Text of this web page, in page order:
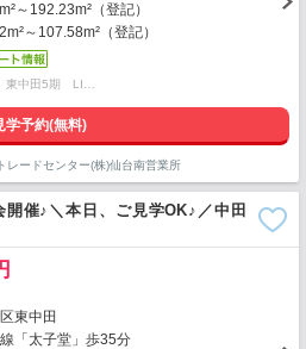
～192.23m²（登記）
～107.58m²（登記）
東中田5期 LI…
学予約(無料)
レードセンター(株)仙台南営業所
催♪＼本日、ご見学OK♪／中田
東中田
「太子堂」歩35分